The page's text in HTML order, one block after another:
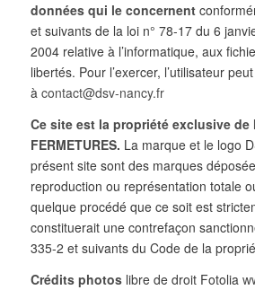
données qui le concernent
et suivants de la loi n° 78-17 du 6
2004 relative à l’informatique, aux
libertés. Pour l’exercer, l’utilisateur
à contact@dsv-nancy.fr
Ce site est la propriété exclusive de
FERMETURES. La marque et le logo
présent site sont des marques
reproduction ou représentation totale
quelque procédé que ce soit est
constituerait une contrefaçon
335-2 et suivants du Code de la
Crédits photoslibre de droit Fotolia